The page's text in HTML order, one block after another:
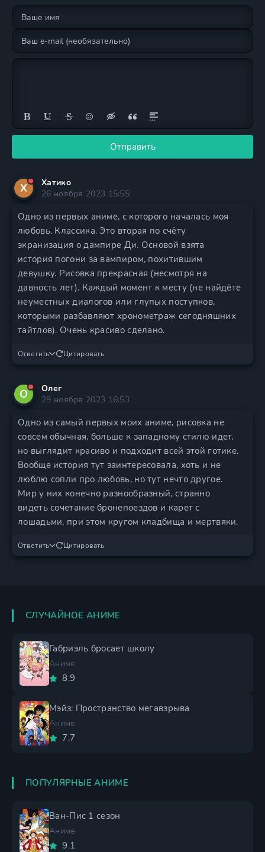
Отправить
Х
Хатико
26 ноября 2023 15:55
Одно из первых аниме, с которого началась моя
любовь. Классика. Это вторая по счёту
экранизация о дампире Ди. Основой взята
история погони за вампиром, похитившим
девушку. Рисовка прекрасная (несмотря на
давность лет). Каждый момент к месту (не найдёте
неуместных диалогов или глупых поступков,
которыми разбавляют хронометраж сегодняшних
тайтлов). Очень красиво сделано.
Ответить Цитировать
О
Олег
29 ноября 2023 16:53
Одно из самый первых моих аниме, рисовка не
совсем обычная, больше к западному стилю идет,
но выглядит красиво и подходит всей этой готике.
Вообще история тут заинтересовала, хоть и не
люблю сопли про любовь, но тут нечто другое.
Мир у них конечно разнообразный, странно
видеть сочетание бронепоездов и карет с
лошадьми, при этом кругом кладбища и мертвяки.
Ответить Цитировать
СЛУЧАЙНОЕ АНИМЕ
Габриэль бросает школу
Аниме
8.9
Мэйз: Пространство мегавзрыва
Аниме
7.7
ПОПУЛЯРНЫЕ АНИМЕ
Ван-Пис 1 сезон
Аниме
9.1